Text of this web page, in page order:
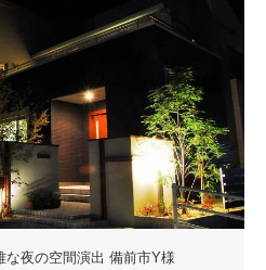
夜の空間演出 備前市Y様